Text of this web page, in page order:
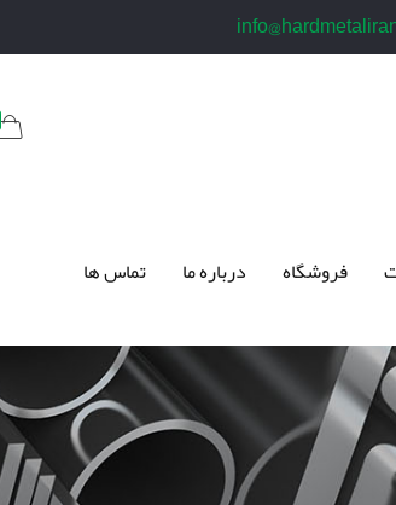
فروشگاه درباره ما تماس ها